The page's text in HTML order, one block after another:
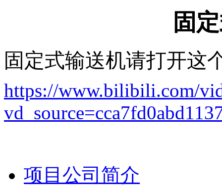
固
固定式输送机请打开这
https://www.bilibili.com/
项目公司简介